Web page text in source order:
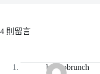
4 則留言
bonitobrunch